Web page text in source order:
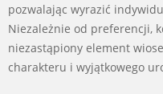
pozwalając wyrazić
Niezależnie od preferencji,
niezastąpiony element
charakteru i wyjątkowego